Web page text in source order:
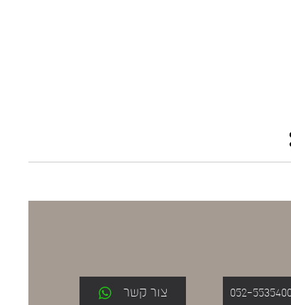
צור קשר